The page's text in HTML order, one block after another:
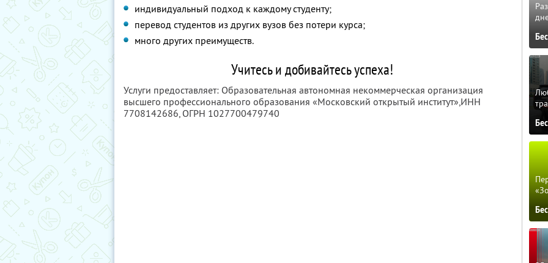
индивидуальный подход к каждому студенту;
перевод студентов из других вузов без потери курса;
много других преимуществ.
Учитесь и добивайтесь успеха!
Услуги предоставляет: Образовательная автономная некоммерческая организация
высшего профессионального образования «Московский открытый институт»,ИНН
7708142686, ОГРН 1027700479740